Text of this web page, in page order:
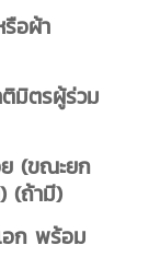
อผ้า
มิตรผู้ร่วม
ย (ขณะยก
(ถ้ามี)
อก พร้อม